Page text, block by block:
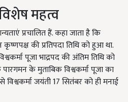
महत्व
प्रचालित हैं. कहा जाता है कि
कृष्णपक्ष की प्रतिपदा तिथि को हुआ था.
पूजा भाद्रपद की अंतिम तिथि को
के मुताबिक विश्वकर्मा पूजा का
जयंती 17 सितंबर को ही मनाई